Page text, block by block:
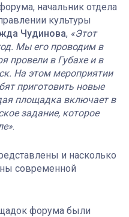
начальник отдела
культуры
Чудинова, «Этот
Мы его проводим в
провели в Губахе и в
На этом мероприятии
приготовить новые
площадка включает в
задание, которое
.
и насколько
современной
форума были